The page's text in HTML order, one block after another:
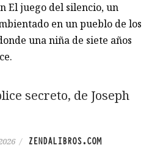
El juego del silencio, un
en un pueblo de los
una niña de siete años
secreto, de Joseph
/ ZENDALIBROS.COM